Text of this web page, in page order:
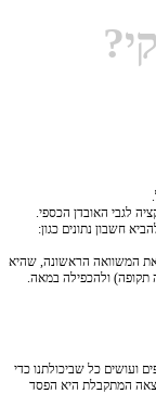
לגבי האובדן הכספי.
חשבון נתונים כגון:
המשוואה הראשונה, שהיא
תקופה) ולהכפילה במאה.
ועושים כל שביכולתנו כדי
המתקבלת היא הפסד